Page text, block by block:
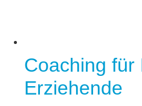
Coaching für
Erziehende